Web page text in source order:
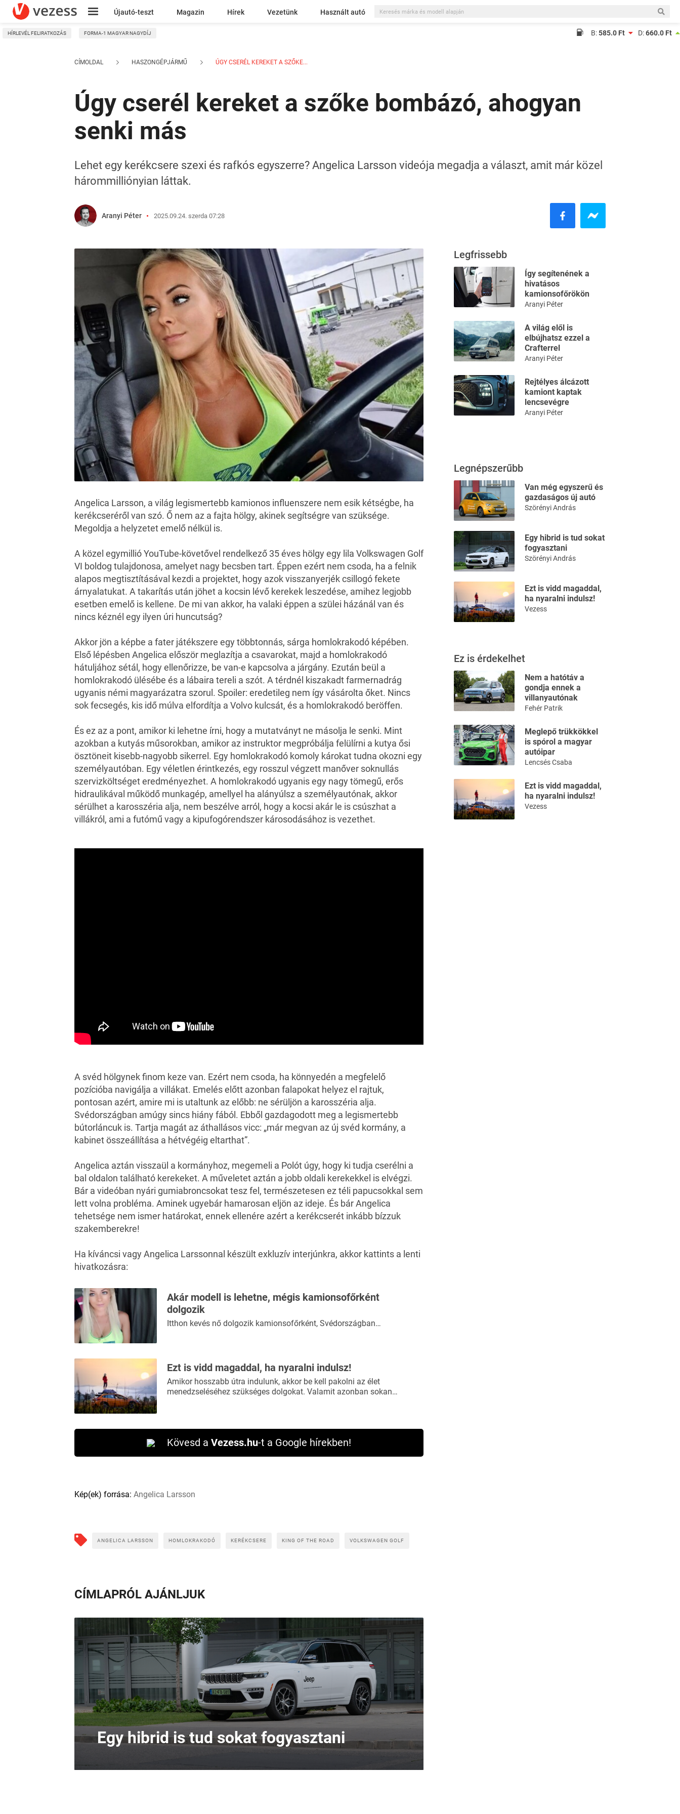
Újautó-teszt Magazin Hírek Vezetünk Használt autó
Kresz
HÍRLEVÉL FELIRATKOZÁS FORMA-1 MAGYAR NAGYDÍJ B:585.0 Ft D:660.0 Ft
CÍMOLDAL HASZONGÉPJÁRMŰ ÚGY CSERÉL KEREKET A SZŐKE...
Úgy cserél kereket a szőke bombázó, ahogyan
senki más
Lehet egy kerékcsere szexi és rafkós egyszerre? Angelica Larsson videója megadja a választ, amit már közel
hárommilliónyian láttak.
Aranyi Péter 2025.09.24. szerda 07:28
Angelica Larsson, a világ legismertebb kamionos influenszere nem esik kétségbe, ha
kerékcseréről van szó. Ő nem az a fajta hölgy, akinek segítségre van szüksége.
Megoldja a helyzetet emelő nélkül is.
A közel egymillió YouTube-követővel rendelkező 35 éves hölgy egy lila Volkswagen Golf
VI boldog tulajdonosa, amelyet nagy becsben tart. Éppen ezért nem csoda, ha a felnik
alapos megtisztításával kezdi a projektet, hogy azok visszanyerjék csillogó fekete
árnyalatukat. A takarítás után jöhet a kocsin lévő kerekek leszedése, amihez legjobb
esetben emelő is kellene. De mi van akkor, ha valaki éppen a szülei házánál van és
nincs kéznél egy ilyen úri huncutság?
Akkor jön a képbe a fater játékszere egy többtonnás, sárga homlokrakodó képében.
Első lépésben Angelica először meglazítja a csavarokat, majd a homlokrakodó
hátuljához sétál, hogy ellenőrizze, be van-e kapcsolva a járgány. Ezután beül a
homlokrakodó ülésébe és a lábaira tereli a szót. A térdnél kiszakadt farmernadrág
ugyanis némi magyarázatra szorul. Spoiler: eredetileg nem így vásárolta őket. Nincs
sok fecsegés, kis idő múlva elfordítja a Volvo kulcsát, és a homlokrakodó beröffen.
És ez az a pont, amikor ki lehetne írni, hogy a mutatványt ne másolja le senki. Mint
azokban a kutyás műsorokban, amikor az instruktor megpróbálja felülírni a kutya ősi
ösztöneit kisebb-nagyobb sikerrel. Egy homlokrakodó komoly károkat tudna okozni egy
személyautóban. Egy véletlen érintkezés, egy rosszul végzett manőver soknullás
szervizköltséget eredményezhet. A homlokrakodó ugyanis egy nagy tömegű, erős
hidraulikával működő munkagép, amellyel ha alányúlsz a személyautónak, akkor
sérülhet a karosszéria alja, nem beszélve arról, hogy a kocsi akár le is csúszhat a
villákról, ami a futómű vagy a kipufogórendszer károsodásához is vezethet.
A svéd hölgynek finom keze van. Ezért nem csoda, ha könnyedén a megfelelő
pozícióba navigálja a villákat. Emelés előtt azonban falapokat helyez el rajtuk,
pontosan azért, amire mi is utaltunk az előbb: ne sérüljön a karosszéria alja.
Svédországban amúgy sincs hiány fából. Ebből gazdagodott meg a legismertebb
bútorláncuk is. Tartja magát az áthallásos vicc: „már megvan az új svéd kormány, a
kabinet összeállítása a hétvégéig eltarthat”.
Angelica aztán visszaül a kormányhoz, megemeli a Polót úgy, hogy ki tudja cserélni a
bal oldalon található kerekeket. A műveletet aztán a jobb oldali kerekekkel is elvégzi.
Bár a videóban nyári gumiabroncsokat tesz fel, természetesen ez téli papucsokkal sem
lett volna probléma. Aminek ugyebár hamarosan eljön az ideje. És bár Angelica
tehetsége nem ismer határokat, ennek ellenére azért a kerékcserét inkább bízzuk
szakemberekre!
Ha kíváncsi vagy Angelica Larssonnal készült exkluzív interjúnkra, akkor kattints a lenti
hivatkozásra:
Akár modell is lehetne, mégis kamionsofőrként
dolgozik
Itthon kevés nő dolgozik kamionsofőrként, Svédországban…
Ezt is vidd magaddal, ha nyaralni indulsz!
Amikor hosszabb útra indulunk, akkor be kell pakolni az élet
menedzseléséhez szükséges dolgokat. Valamit azonban sokan…
Kövesd a Vezess.hu-t a Google hírekben!
Kép(ek) forrása: Angelica Larsson
ANGELICA LARSSON HOMLOKRAKODÓ KERÉKCSERE KING OF THE ROAD VOLKSWAGEN GOLF
CÍMLAPRÓL AJÁNLJUK
Egy hibrid is tud sokat fogyasztani
Legfrissebb
Így segítenének a
hivatásos
kamionsofőrökön
Aranyi Péter
A világ elől is
elbújhatsz ezzel a
Crafterrel
Aranyi Péter
Rejtélyes álcázott
kamiont kaptak
lencsevégre
Aranyi Péter
Legnépszerűbb
Van még egyszerű és
gazdaságos új autó
Szörényi András
Egy hibrid is tud sokat
fogyasztani
Szörényi András
Ezt is vidd magaddal,
ha nyaralni indulsz!
Vezess
Ez is érdekelhet
Nem a hatótáv a
gondja ennek a
villanyautónak
Fehér Patrik
Meglepő trükkökkel
is spórol a magyar
autóipar
Lencsés Csaba
Ezt is vidd magaddal,
ha nyaralni indulsz!
Vezess